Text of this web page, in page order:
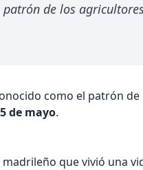
de los
como el patrón
de mayo.
que vivió una